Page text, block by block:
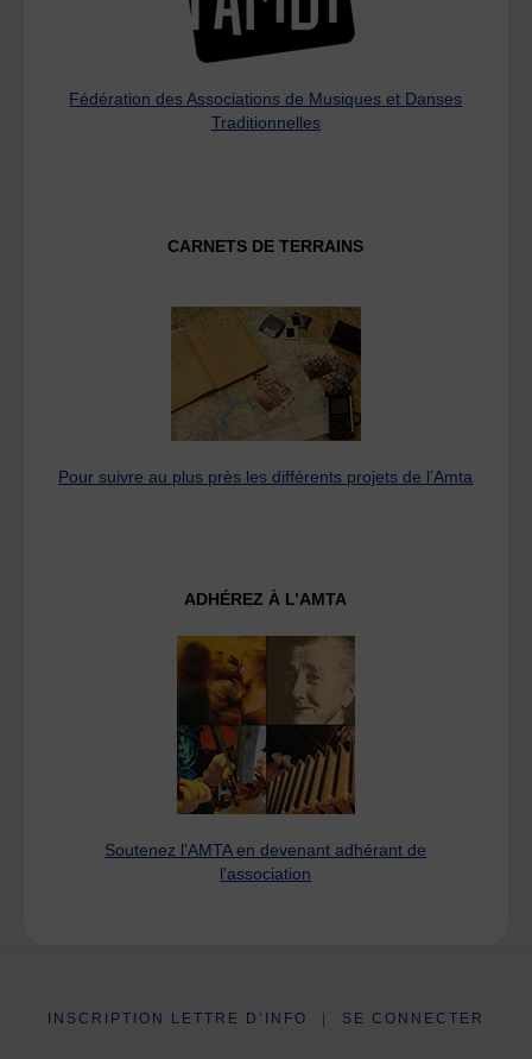
Fédération des Associations de Musiques et Danses
Traditionnelles
CARNETS DE TERRAINS
Pour suivre au plus près les différents projets de l’Amta
ADHÉREZ À L’AMTA
Soutenez l'AMTA en devenant adhérant de
l'association
INSCRIPTION LETTRE D’INFO SE CONNECTER